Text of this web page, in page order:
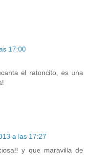
17:00
el ratoncito, es una
a las 17:27
y que maravilla de